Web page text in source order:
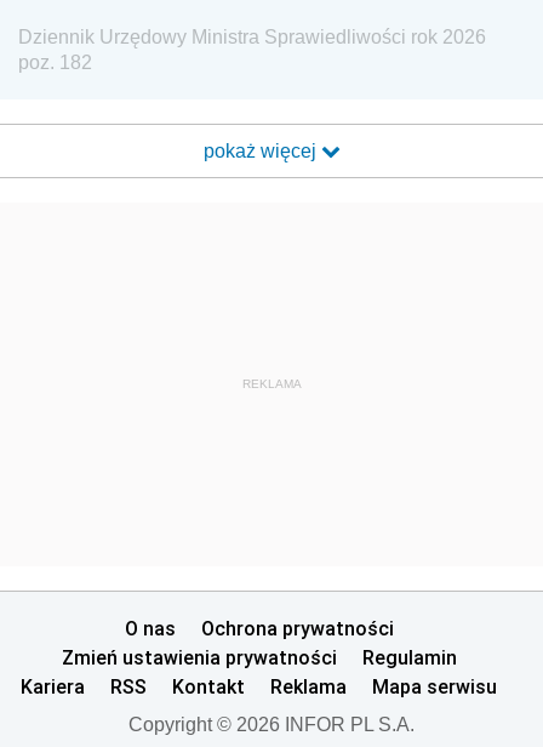
Dziennik Urzędowy Ministra Sprawiedliwości rok 2026
poz. 182
pokaż więcej
REKLAMA
O nas
Ochrona prywatności
Zmień ustawienia prywatności
Regulamin
Kariera
RSS Kontakt Reklama Mapa serwisu
Copyright © 2026 INFOR PL S.A.